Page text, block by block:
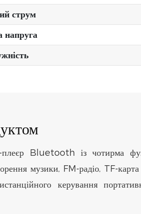
струм
напруга
Bluetooth із чотирма
музики, FM-радіо, TF-
керування